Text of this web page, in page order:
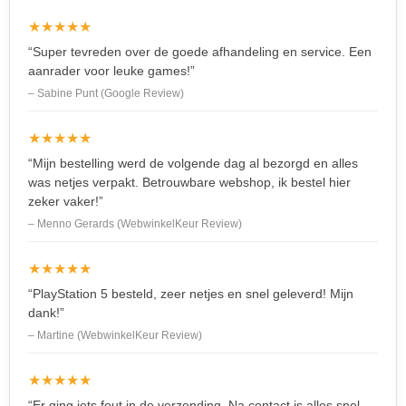
★★★★★
“Super tevreden over de goede afhandeling en service. Een
aanrader voor leuke games!”
– Sabine Punt (Google Review)
★★★★★
“Mijn bestelling werd de volgende dag al bezorgd en alles
was netjes verpakt. Betrouwbare webshop, ik bestel hier
zeker vaker!”
– Menno Gerards (WebwinkelKeur Review)
★★★★★
“PlayStation 5 besteld, zeer netjes en snel geleverd! Mijn
dank!”
– Martine (WebwinkelKeur Review)
★★★★★